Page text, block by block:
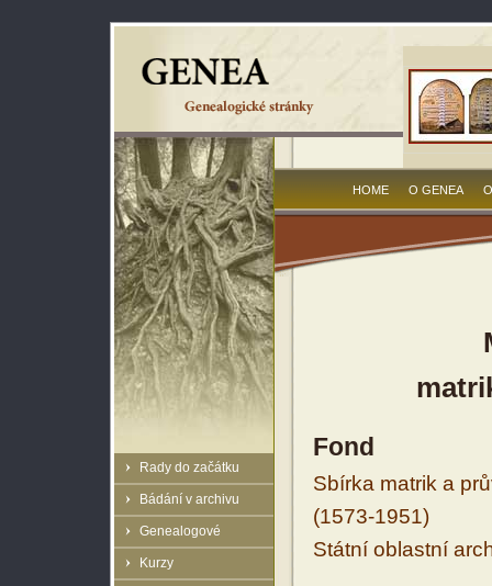
Rady do začátku
Bádání v archivu
Genealogové
Kurzy
HOME O GENEA
Fond
Sbírka matrik a
(1573-1951)
Státní oblastní